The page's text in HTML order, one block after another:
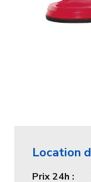
Location
Prix 24h :